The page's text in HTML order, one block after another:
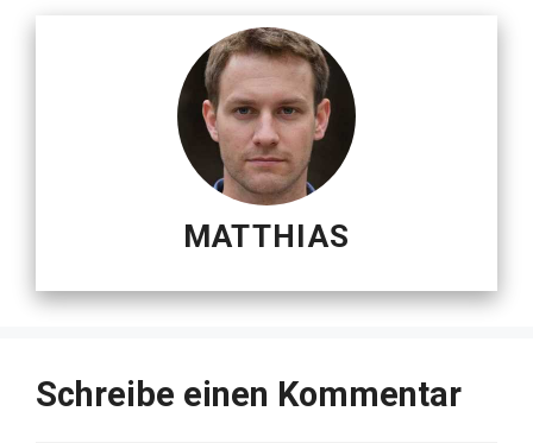
MATTHIAS
Schreibe einen Kommentar